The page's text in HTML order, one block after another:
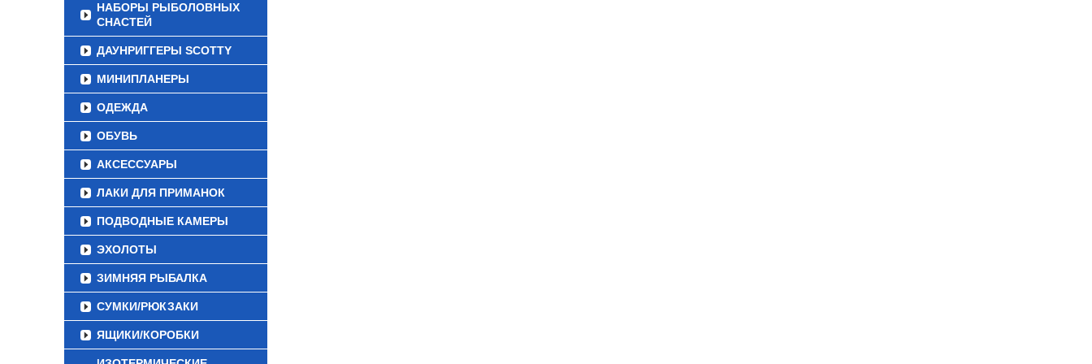
НАБОРЫ РЫБОЛОВНЫХ
СНАСТЕЙ
ДАУНРИГГЕРЫ SCOTTY
МИНИПЛАНЕРЫ
ОДЕЖДА
ОБУВЬ
АКСЕССУАРЫ
ЛАКИ ДЛЯ ПРИМАНОК
ПОДВОДНЫЕ КАМЕРЫ
ЭХОЛОТЫ
ЗИМНЯЯ РЫБАЛКА
СУМКИ/РЮКЗАКИ
ЯЩИКИ/КОРОБКИ